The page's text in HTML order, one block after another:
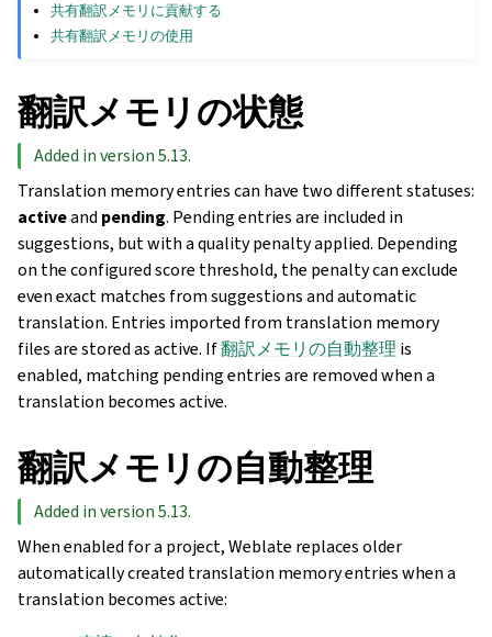
共有翻訳メモリに貢献する
共有翻訳メモリの使用
翻訳メモリの状態
Added in version 5.13.
Translation memory entries can have two different statuses:
activeand pending. Pending entries are included in
suggestions, but with a quality penalty applied. Depending
on the configured score threshold, the penalty can exclude
even exact matches from suggestions and automatic
translation. Entries imported from translation memory
files are stored as active. If翻訳メモリの自動整理is
enabled, matching pending entries are removed when a
translation becomes active.
翻訳メモリの自動整理
Added in version 5.13.
When enabled for a project, Weblate replaces older
automatically created translation memory entries when a
translation becomes active: